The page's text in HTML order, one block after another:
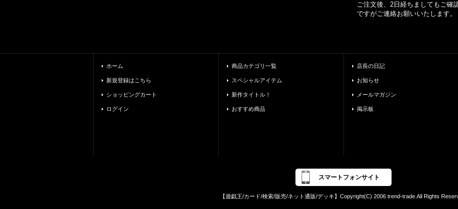
ご注文後、2日経ちましてもご確
ですがご連絡お願いいたします。
ホーム
新規登録はこちら
ショッピングカート
ログイン
商品カテゴリ一覧
スペシャルアイテム
新作タイトル！
おすすめ商品
店長の日記
お知らせ
メールマガジン
掲示板
スマートフォンサイト
【遊戯王/カード/検索/販売/ネット通販/デッキ】Copyright(C) 2006 trend-trade.All Rights